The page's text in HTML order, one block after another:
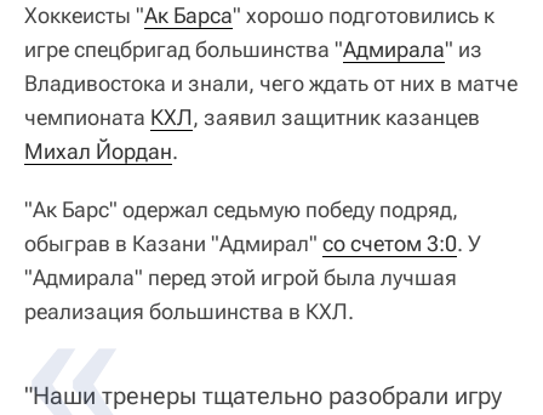
Хоккеисты "Ак Барса" хорошо подготовились к
игре спецбригад большинства "Адмирала" из
Владивостока и знали, чего ждать от них в матче
чемпионата КХЛ, заявил защитник казанцев
Михал Йордан.
"Ак Барс" одержал седьмую победу подряд,
обыграв в Казани "Адмирал" со счетом 3:0. У
"Адмирала" перед этой игрой была лучшая
реализация большинства в КХЛ.
"Наши тренеры тщательно разобрали игру